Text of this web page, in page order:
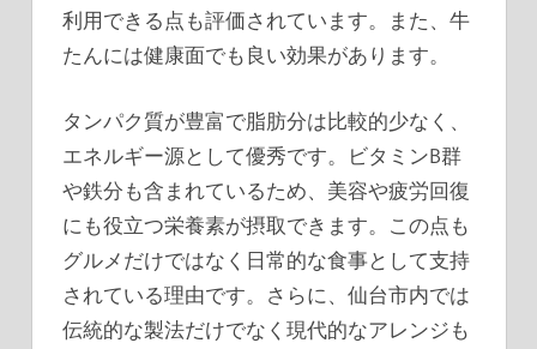
利用できる点も評価されています。また、牛
たんには健康面でも良い効果があります。
タンパク質が豊富で脂肪分は比較的少なく、
エネルギー源として優秀です。ビタミンB群
や鉄分も含まれているため、美容や疲労回復
にも役立つ栄養素が摂取できます。この点も
グルメだけではなく日常的な食事として支持
されている理由です。さらに、仙台市内では
伝統的な製法だけでなく現代的なアレンジも